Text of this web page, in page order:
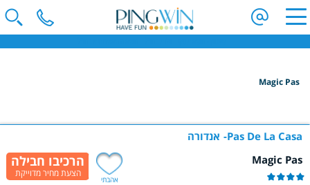
הקלידו שם מדינה ובחרו יעד
בחרו תאריך
כמות נוסעים
Magic Pas
Pas De La Casa
Magic Pas
אנדורה
אהבתי